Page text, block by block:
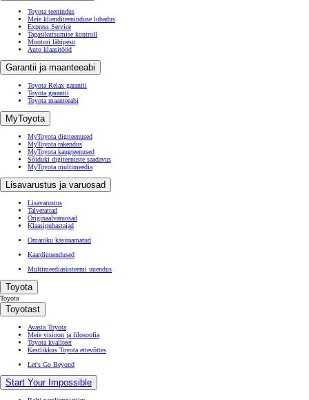
Toyota teenindus
Meie klienditeeninduse lubadus
Express Service
Tagasikutsumise kontroll
Mootori läbipesu
Auto klaasitööd
Garantii ja maanteeabi
Toyota Relax garantii
Toyota garantii
Toyota maanteeabi
MyToyota
MyToyota digiteenused
MyToyota rakendus
MyToyota kaugteenused
Sõiduki digiteenuste saadavus
MyToyota multimeedia
Lisavarustus ja varuosad
Lisavarustus
Talverattad
Originaalvaruosad
Klaasipuhastajad
Omaniku käsiraamatud
Kaardiuuendused
Multimeediasüsteemi uuendus
Toyota
Toyota
Toyotast
Avasta Toyota
Meie visioon ja filosoofia
Toyota kvaliteet
Kestlikkus Toyota ettevõttes
Let's Go Beyond
Start Your Impossible